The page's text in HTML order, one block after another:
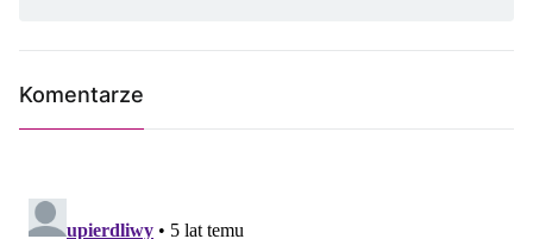
Komentarze